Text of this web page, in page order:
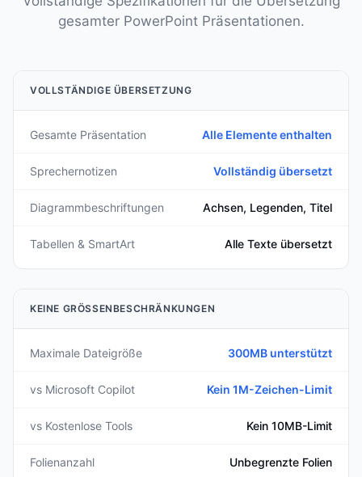
gesamter PowerPoint Präsentationen.
VOLLSTÄNDIGE ÜBERSETZUNG
Gesamte Präsentation Alle Elemente enthalten
Sprechernotizen Vollständig übersetzt
Diagrammbeschriftungen Achsen, Legenden, Titel
Tabellen & SmartArt Alle Texte übersetzt
KEINE GRÖSSENBESCHRÄNKUNGEN
Maximale Dateigröße 300MB unterstützt
vs Microsoft Copilot Kein 1M-Zeichen-Limit
vs Kostenlose Tools Kein 10MB-Limit
Folienanzahl Unbegrenzte Folien